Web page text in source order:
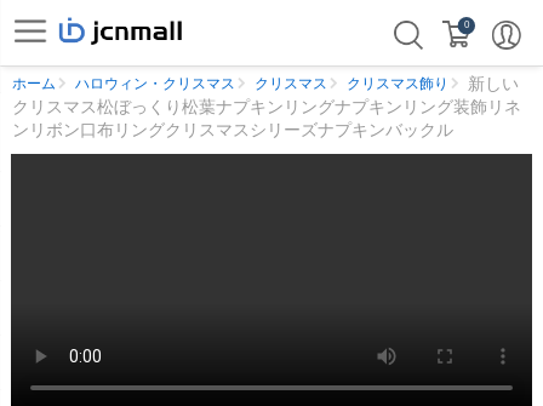
0
ホーム ハロウィン・クリスマス クリスマス クリスマス飾り
新しい
クリスマス松ぼっくり松葉ナプキンリングナプキンリング装飾リネ
ンリボン口布リングクリスマスシリーズナプキンバックル